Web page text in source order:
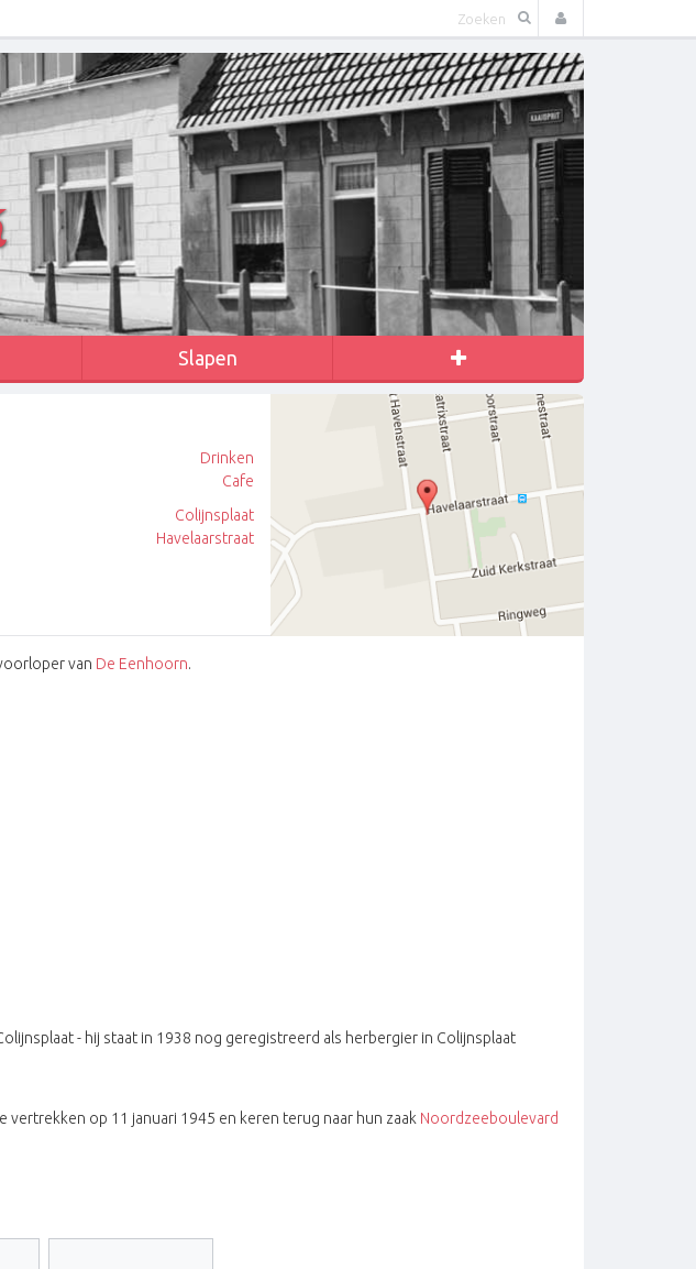
Slapen
Drinken
Cafe
Colijnsplaat
Havelaarstraat
van De Eenhoorn.
- hij staat in 1938 nog geregistreerd als herbergier in Colijnsplaat
vertrekken op 11 januari 1945 en keren terug naar hun zaak Noordzeeboulevard